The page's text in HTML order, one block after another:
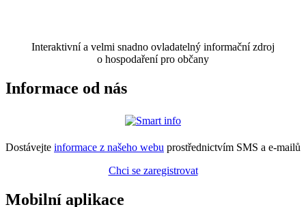
Interaktivní a velmi snadno ovladatelný informační zdroj
o hospodaření pro občany
Informace od nás
Dostávejte informace z našeho webu prostřednictvím SMS a e-mailů
Chci se zaregistrovat
Mobilní aplikace